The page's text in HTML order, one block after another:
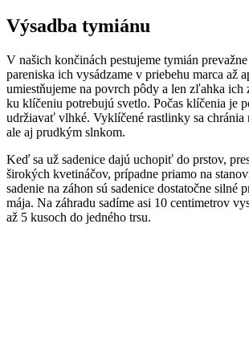
Výsadba tymiánu
V našich končinách pestujeme tymián
pareniska ich vysádzame v priebehu marca až
umiestňujeme na povrch pôdy a len zľahka
ku klíčeniu potrebujú svetlo. Počas klíčenia je
udržiavať vlhké. Vyklíčené rastlinky sa chránia
ale aj prudkým slnkom.
Keď sa už sadenice dajú uchopiť do prstov,
širokých kvetináčov, prípadne priamo na
sadenie na záhon sú sadenice dostatočne silné
mája. Na záhradu sadíme asi 10 centimetrov
až 5 kusoch do jedného trsu.